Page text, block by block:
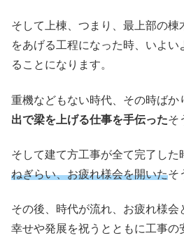
そして上棟、つまり、最上部の棟
をあげる工程になった時、いよい
ることになります。
重機などもない時代、その時ばか
出で梁を上げる仕事を手伝ったそ
そして建て方工事が全て完了した
ねぎらい、お疲れ様会を開いたそ
その後、時代が流れ、お疲れ様
幸せや発展を祝うとともに工事の